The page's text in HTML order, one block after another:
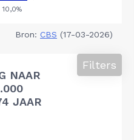
Bron: CBS (17-03-2026)
NAAR
JAAR
Filters